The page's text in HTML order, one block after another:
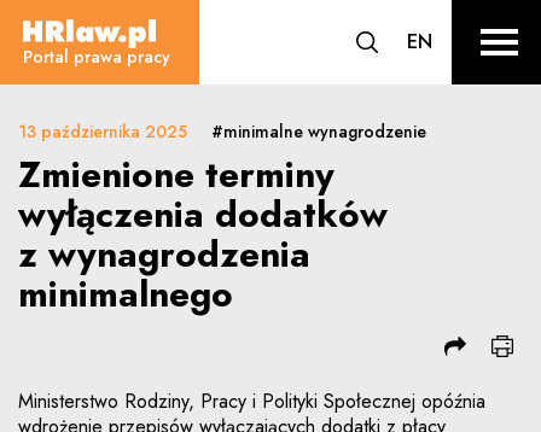
Zmienione terminy wyłączenia
HRLaw.pl
Portal prawa pracy przejdź do
EN CHANGE
sr
13 października 2025 #minimalne wynagrodzenie
Zmienione terminy
wyłączenia dodatków
z wynagrodzenia
minimalnego
Ministerstwo Rodziny, Pracy i Polityki Społecznej opóźnia